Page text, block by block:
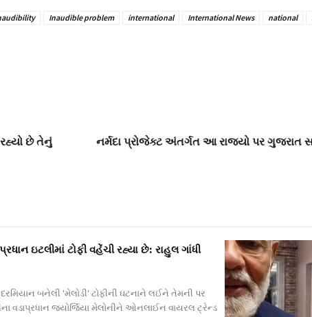
Inaudible problem international International News national
છે તેનું
નર્મદા પ્રોજેક્ટ અંતર્ગત આ રાજ્યો પર ગુજરાત
ઇટલીમાં ટોફી વહેંચી રહ્યા છે: રાહુલ ગાંધી
દરમિયાન બનેલી 'મેલોડી' ટોફીની ઘટનાને લઈને તેમની પર
વડાપ્રધાન જ્યોર્જિયા મેલોનીને ઓનલાઈન વાયરલ ટ્રેન્ડ